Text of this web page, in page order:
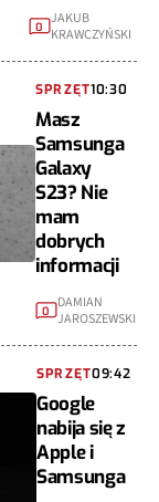
0 JAKUB
KRAWCZYŃSKI
SPRZĘT10:30
Masz
Samsunga
Galaxy
S23? Nie
mam
dobrych
informacji
0
DAMIAN
JAROSZEWSKI
SPRZĘT09:42
Google
nabija się z
Apple i
Samsunga